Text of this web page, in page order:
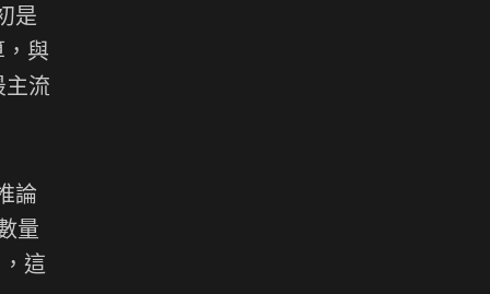
是
與
流
論
量
這